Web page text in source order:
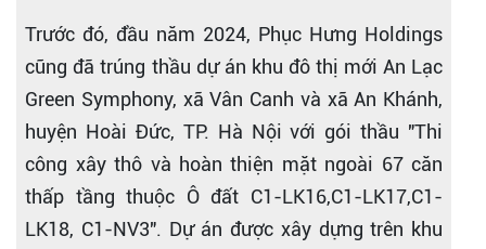
Trước đó, đầu năm 2024, Phục Hưng Holdings
cũng đã trúng thầu dự án khu đô thị mới An Lạc
Green Symphony, xã Vân Canh và xã An Khánh,
huyện Hoài Đức, TP. Hà Nội với gói thầu "Thi
công xây thô và hoàn thiện mặt ngoài 67 căn
thấp tầng thuộc Ô đất C1-LK16,C1-LK17,C1-
LK18, C1-NV3". Dự án được xây dựng trên khu